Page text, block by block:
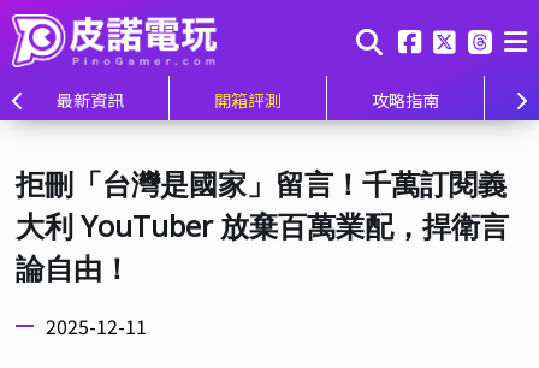
最新資訊 開箱評測 攻略指南
拒刪「台灣是國家」留言！千萬訂閱義
大利 YouTuber 放棄百萬業配，捍衛言
論自由！
2025-12-11